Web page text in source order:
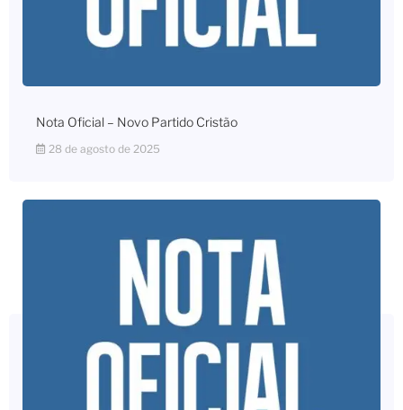
Nota Oficial – Novo Partido Cristão
28 de agosto de 2025